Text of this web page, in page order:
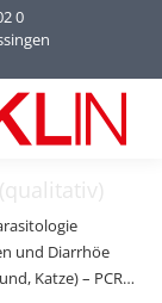
0
und Diarrhöe
Katze) – PCR…